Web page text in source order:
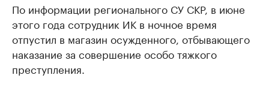
По информации регионального СУ СКР, в июне
этого года сотрудник ИК в ночное время
отпустил в магазин осужденного, отбывающего
наказание за совершение особо тяжкого
преступления.